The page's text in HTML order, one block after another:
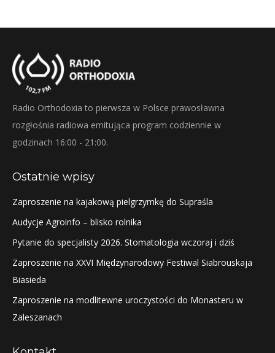
Radio Orthodoxia to pierwsza w Polsce prawosławna
rozgłośnia radiowa emitująca program codziennie w
godzinach 16:00 - 21:00.
Ostatnie wpisy
Zaproszenie na kajakową pielgrzymkę do Supraśla
Audycje Agroinfo – blisko rolnika
Pytanie do specjalisty 2026. Stomatologia wczoraj i dziś
Zaproszenie na XXVI Międzynarodowy Festiwal Siabrouskaja
Biasieda
Zaproszenie na modlitewne uroczystości do Monasteru w
Zaleszanach